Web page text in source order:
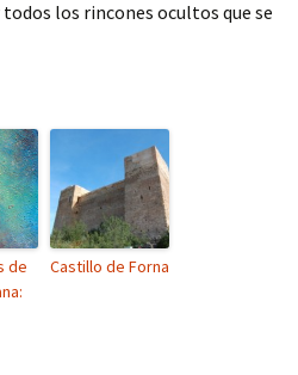
los rincones ocultos que se
de
Castillo de Forna